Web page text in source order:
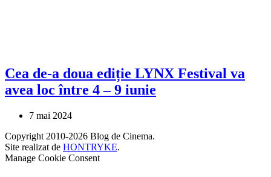
Cea de-a doua ediție LYNX Festival va
avea loc între 4 – 9 iunie
7 mai 2024
Copyright 2010-2026 Blog de Cinema.
Site realizat de HONTRYKE.
Manage Cookie Consent